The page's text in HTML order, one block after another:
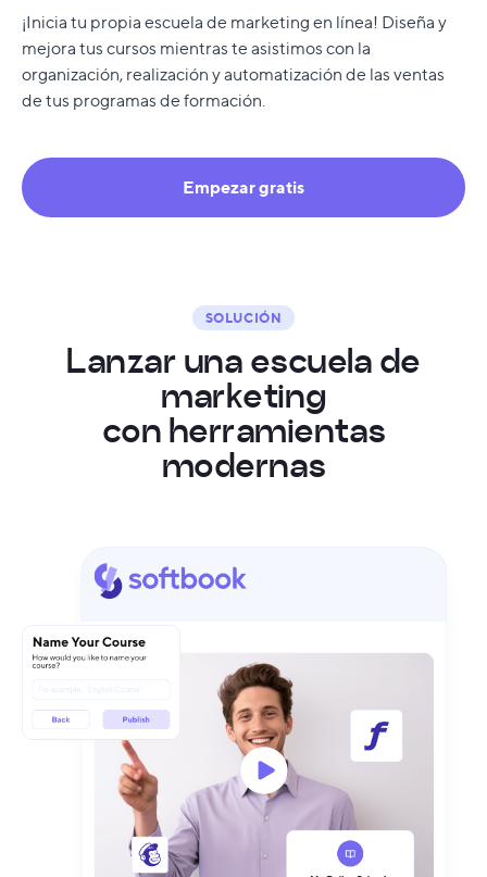
¡Inicia tu propia escuela de marketing en línea! Diseña y
mejora tus cursos mientras te asistimos con la
organización, realización y automatización de las ventas
de tus programas de formación.
Empezar gratis
SOLUCIÓN
Lanzar una escue a de
marketing
con herramientas
modernas